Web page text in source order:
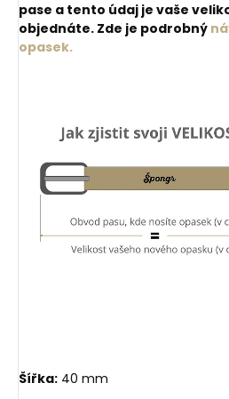
pase a tento údaj je vaše
objednáte. Zde je podrobný
opasek.
Šířka: 40 mm